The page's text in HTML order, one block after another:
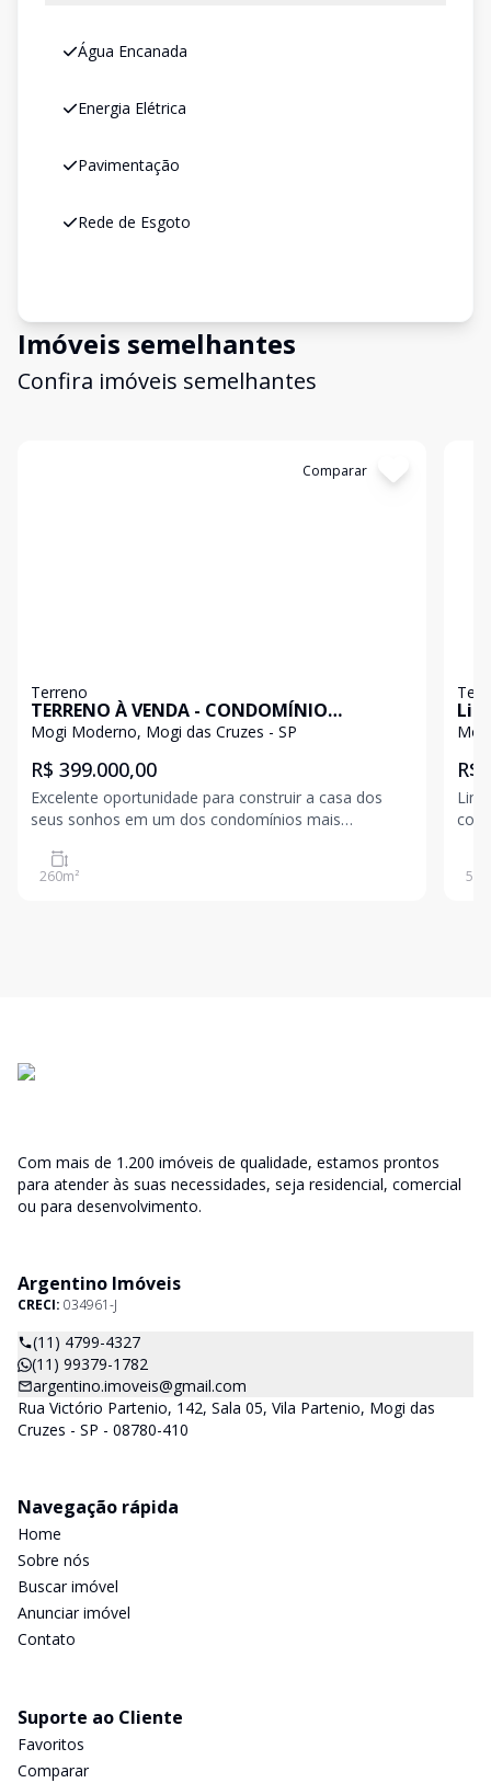
Água Encanada
Energia Elétrica
Pavimentação
Rede de Esgoto
Imóveis semelhantes
Confira imóveis semelhantes
Comparar
Terreno
TERRENO À VENDA - CONDOMÍNIO
MOSAICO DA SERRA | MOGI DAS CRUZES
Mogi Moderno, Mogi das Cruzes - SP
R$ 399.000,00
Excelente oportunidade para construir a casa dos
seus sonhos em um dos condomínios mais
privilegiada, praticamente plana, proporcionando
menor custo de construção e maior aproveitamento
260m²
R$
com
500
Com mais de 1.200 imóveis de qualidade, estamos prontos
para atender às suas necessidades, seja residencial, comercial
ou para desenvolvimento.
Argentino Imóveis
CRECI: 034961-J
(11) 4799-4327
(11) 99379-1782
argentino.imoveis@gmail.com
Rua Victório Partenio, 142, Sala 05, Vila Partenio, Mogi das
Cruzes - SP - 08780-410
Navegação rápida
Home
Sobre nós
Buscar imóvel
Anunciar imóvel
Contato
Suporte ao Cliente
Favoritos
Comparar